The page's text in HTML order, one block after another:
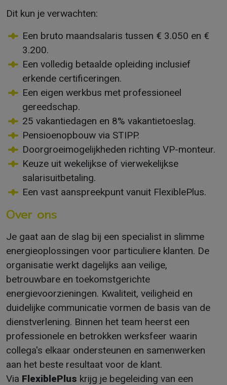
Dit kun je verwachten:
Een bruto maandsalaris tussen € 3.050 en €
3.200.
Een volledig betaalde opleiding inclusief
erkende certificeringen.
Een eigen werkbus met professioneel
gereedschap.
25 vakantiedagen en 8% vakantietoeslag.
Pensioenopbouw via STIPP.
Doorgroeimogelijkheden richting VP-monteur.
Keuze uit wekelijkse of vierwekelijkse
salarisuitbetaling.
Een vast aanspreekpunt vanuit FlexiblePlus.
Over ons
Je gaat aan de slag bij een specialist in slimme
energieoplossingen voor particuliere klanten. De
organisatie werkt dagelijks aan veilige,
betrouwbare en toekomstgerichte
energievoorzieningen. Kwaliteit, veiligheid en
duidelijke communicatie vormen de basis van de
dienstverlening. Binnen het team heerst een
professionele en betrokken werksfeer waarin
collega's elkaar ondersteunen en samenwerken
aan het beste resultaat voor de klant.
Via FlexiblePlus krijg je begeleiding van een